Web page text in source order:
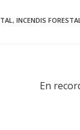
, INCENDIS
En